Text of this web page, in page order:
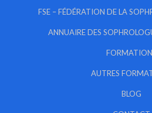
FSE – FÉDÉRATION DE LA
ANNUAIRE DES
AUTRES
BLOG